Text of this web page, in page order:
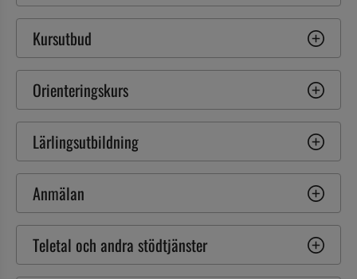
Kursutbud
Orienteringskurs
Lärlingsutbildning
Anmälan
Teletal och andra stödtjänster